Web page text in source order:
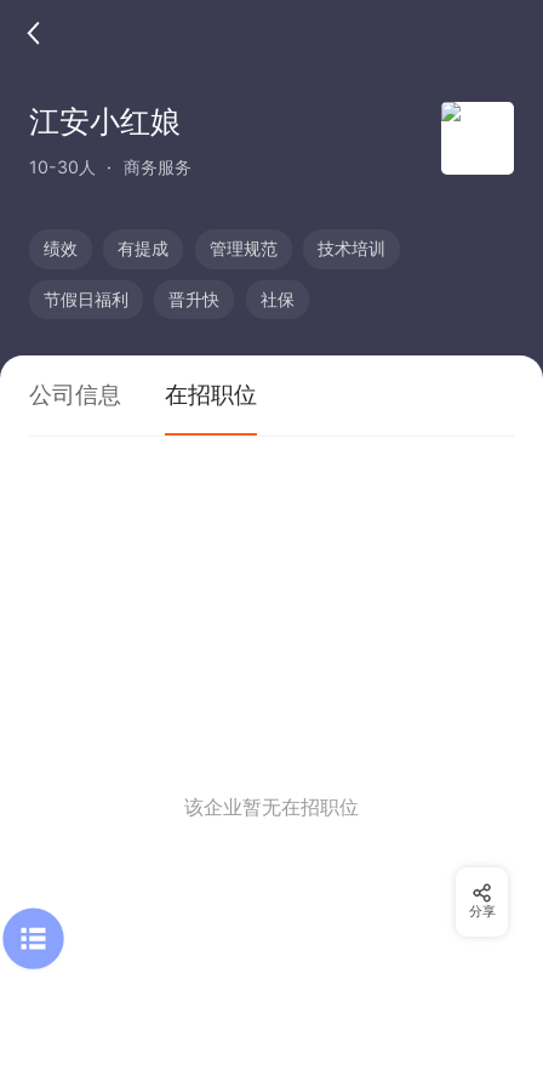
江安小红娘
10-30人 商务服务
绩效 有提成 管理规范 技术培训
节假日福利 晋升快 社保
公司信息 在招职位
该企业暂无在招职位
分享